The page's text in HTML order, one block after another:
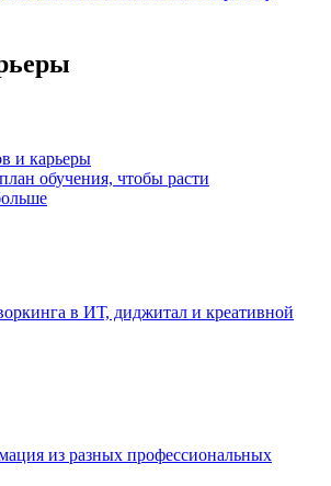
и карьеры
обучения, чтобы расти
в ИТ, диджитал и креативной
из разных профессиональных